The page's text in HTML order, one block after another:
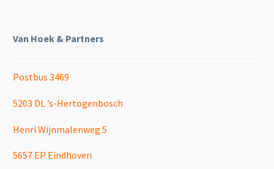
Van Hoek & Partners
Postbus 3469
5203 DL ’s-Hertogenbosch
Henri Wijnmalenweg 5
5657 EP Eindhoven